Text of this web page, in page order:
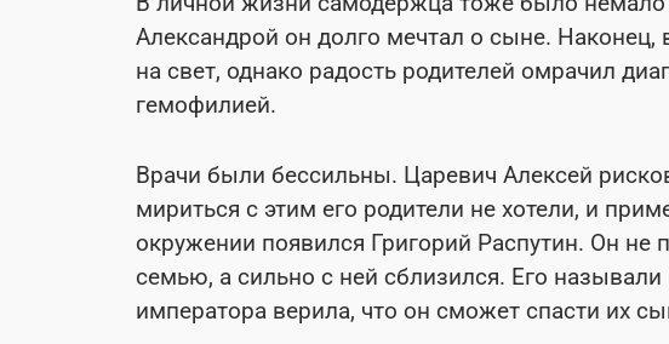
Александрой он долго мечтал о сыне. Наконец,
на свет, однако радость родителей омрачил
гемофилией.
Врачи были бессильны. Царевич Алексей
мириться с этим его родители не хотели, и
окружении появился Григорий Распутин. Он не
семью, а сильно с ней сблизился. Его
императора верила, что он сможет спасти их